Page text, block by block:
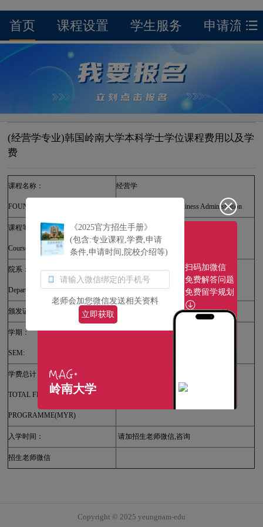
首页 课程设置 学生服务 申请流程
(经营学专业)韩国岭南大学本科学士学位课程费用以及学
费
课程名称：
FOUNDATION PROGRAMME：
经营学
Bachelor's degree in Business Administration
课程等级：
Course Level：
学士学位
Bachelor's degree
院系：
Department:
经营学院
college of business administration
颁发证书：
学期：
SEM:
请加招生老师微信,咨询
学费总计：
TOTAL FEE PER
PROGRAMME(MYR)
入学时间： 请加招生老师微信,咨询
招生老师微信
Copyright © 2025 yeungnam-edu
《2025官方招生手册》
(包含:专业课程,学费,申请
条件,申请时间,院校介绍等)
老师会加您微信发送相关资料
立即获取
岭南大学
扫码加微信
免费解答问题
免费留学规划